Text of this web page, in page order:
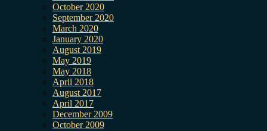
October 2020
September 2020
March 2020
January 2020
August 2019
May 2019
May 2018
April 2018
August 2017
April 2017
December 2009
October 2009